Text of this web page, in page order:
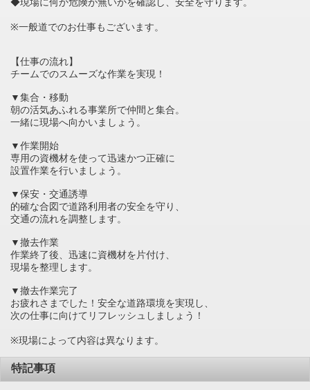
※一般道でのお仕事もございます。
【仕事の流れ】
チームでのスムーズな作業を実現！
▼集合・移動
朝の活気あふれる事業所で仲間と集合。
一緒に現場へ向かいましょう。
▼作業開始
専用の資機材を使って迅速かつ正確に
設置作業を行いましょう。
▼保安・交通誘導
的確な合図で道路利用者の安全を守り、
交通の流れを調整します。
▼撤去作業
作業終了後、迅速に資機材を片付け、
現場を整理します。
▼撤去作業完了
お疲れさまでした！安全な道路環境を実現し、
次の仕事に向けてリフレッシュしましょう！
※現場によって内容は異なります。
特記事項